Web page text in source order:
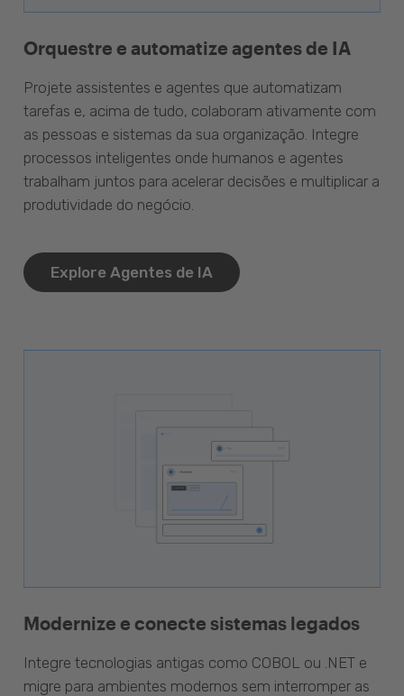
Orquestre e automatize agentes de IA
Projete assistentes e agentes que automatizam
tarefas e, acima de tudo, colaboram ativamente com
as pessoas e sistemas da sua organização. Integre
processos inteligentes onde humanos e agentes
trabalham juntos para acelerar decisões e multiplicar a
produtividade do negócio.
Explore Agentes de IA
Modernize e conecte sistemas legados
Integre tecnologias antigas como COBOL ou .NET e
migre para ambientes modernos sem interromper as